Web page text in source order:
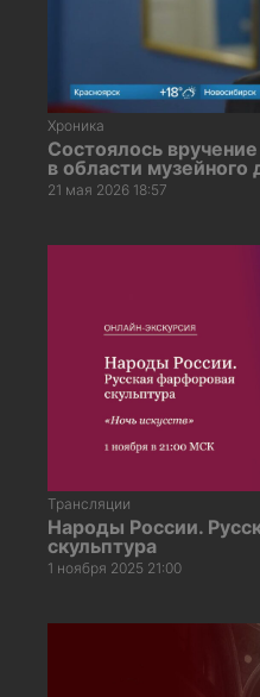
Хроника
Состоялось
в области музейного
21 мая 2026 18:57
Трансляции
Народы России.
скульптура
1 ноября 2025 21:00